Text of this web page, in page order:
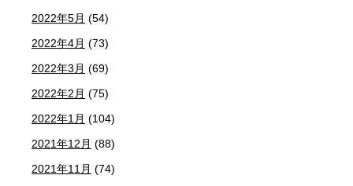
2022年5月 (54)
2022年4月 (73)
2022年3月 (69)
2022年2月 (75)
2022年1月 (104)
2021年12月 (88)
2021年11月 (74)